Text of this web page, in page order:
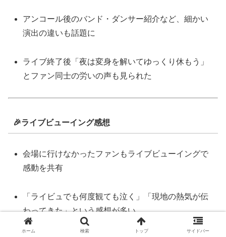
アンコール後のバンド・ダンサー紹介など、細かい
演出の違いも話題に
ライブ終了後「夜は変身を解いてゆっくり休もう」
とファン同士の労いの声も見られた
🎉ライブビューイング感想
会場に行けなかったファンもライブビューイングで
感動を共有
「ライビュでも何度観ても泣く」「現地の熱気が伝
わってきた」という感想が多い
ホーム 検索 トップ サイドバー